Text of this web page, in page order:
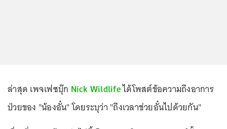
ล่าสุด เพจเฟซบุ๊ก Nick Wildlifeได้โพสต์ข้อความถึงอาการ
ป่วยของ "น้องอั๋น" โดยระบุว่า "ถึงเวลาช่วยอั๋นไปด้วยกัน"